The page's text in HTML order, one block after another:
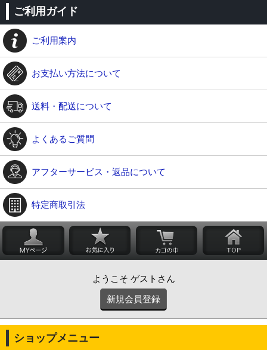
ご利用ガイド
ご利用案内
お支払い方法について
送料・配送について
よくあるご質問
アフターサービス・返品について
特定商取引法
ようこそ ゲストさん
新規会員登録
ショップメニュー